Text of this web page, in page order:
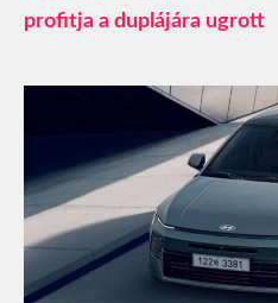
profitja a duplájára ugrott